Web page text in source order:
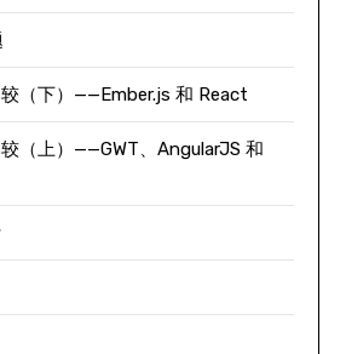
（下）——Ember.js 和 React
（上）——GWT、AngularJS 和